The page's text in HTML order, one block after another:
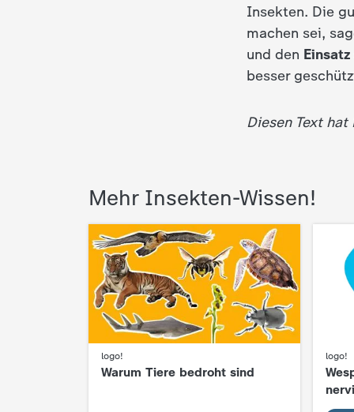
Insekten. Die
machen sei,
und den
besser
Diesen Text
Mehr Insekten-Wissen!
logo!
:
Warum Tiere bedroht sind
logo!
: